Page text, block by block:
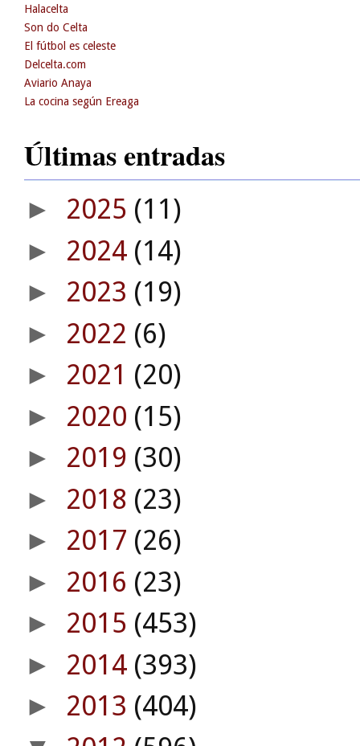
Halacelta
Son do Celta
El fútbol es celeste
Delcelta.com
Aviario Anaya
La cocina según Ereaga
Últimas entradas
► 2025 (11)
► 2024 (14)
► 2023 (19)
► 2022 (6)
► 2021 (20)
► 2020 (15)
► 2019 (30)
► 2018 (23)
► 2017 (26)
► 2016 (23)
► 2015 (453)
► 2014 (393)
► 2013 (404)